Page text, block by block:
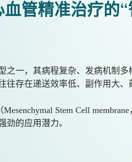
管精准治疗的
之一，其病程复杂、发病机制
往存在递送效率低、副作用大
Stem Cell
劲的应用潜力。